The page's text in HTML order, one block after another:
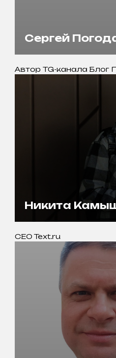
Сергей
Автор TG-канала Блог
Никита
CEO Text.ru